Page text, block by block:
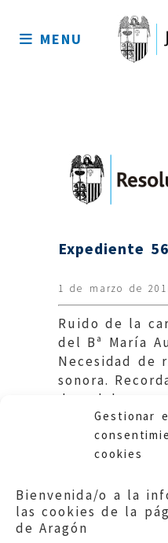
Gestionar
cookies
Bienvenida/o a la
las cookies de la
de Aragón
sitio
MENU
Expediente
1 de marzo de
Ruido de la
del Bª María
Necesidad de
sonora.
de colaborar
Ayuntamiento